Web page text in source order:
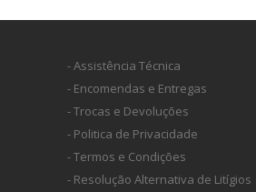
- Assistência Técnica
- Encomendas e Entregas
- Trocas e Devoluções
- Politica de Privacidade
- Termos e Condições
- Resolução Alternativa de Litígios